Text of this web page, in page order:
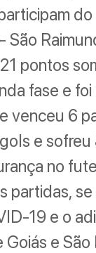
do
São
pontos
fase e
venceu 6
e
no
partidas,
19 e o
e São